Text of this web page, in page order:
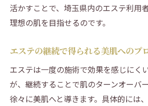
活かすことで、埼玉県内のエステ利用
理想の肌を目指せるのです。
エステの継続で得られる美肌へのプ
エステは一度の施術で効果を感じにく
が、継続することで肌のターンオーバ
徐々に美肌へと導きます。具体的には